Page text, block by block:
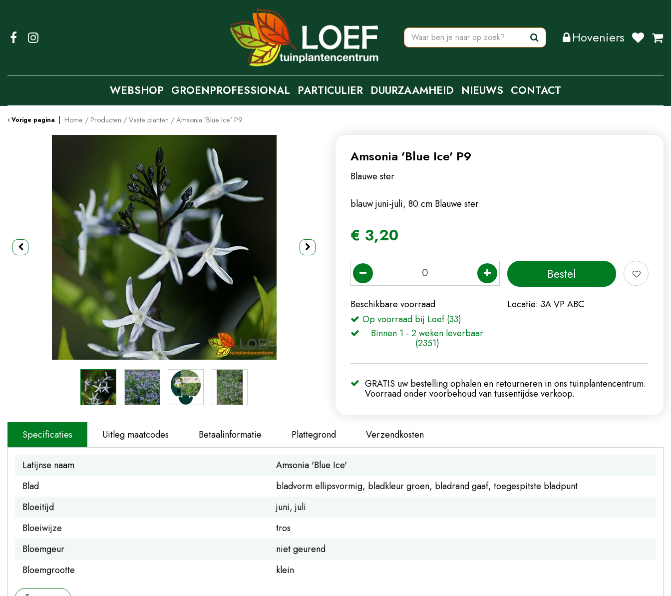
content
Vorige pagina Home Producten Vaste planten Amsonia 'Blue Ice' P9
Hoveniers
WEBSHOP GROENPROFESSIONAL PARTICULIER DUURZAAMHEID NIEUWS CONTACT
Amsonia 'Blue Ice' P9
Blauwe ster
blauw juni-juli, 80 cm Blauwe ster
€ 3,20
Beschikbare voorraad
Op voorraad bij Loef (33)
Binnen 1 - 2 weken leverbaar
(2351)
Locatie: 3A VP ABC
GRATIS uw bestelling ophalen en retourneren in ons tuinplantencentrum.
Voorraad onder voorbehoud van tussentijdse verkoop.
Specificaties Uitleg maatcodes Betaalinformatie Plattegrond Verzendkosten
Latijnse naam
Amsonia 'Blue Ice'
Blad
bladvorm ellipsvormig, bladkleur groen, bladrand gaaf, toegespitste bladpunt
Bloeitijd
juni, juli
Bloeiwijze
tros
Bloemgeur
niet geurend
Bloemgrootte
klein